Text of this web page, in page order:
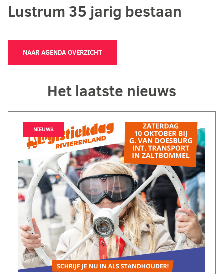
Lustrum 35 jarig bestaan
NAAR AGENDA OVERZICHT
Het laatste nieuws
NIEUWS